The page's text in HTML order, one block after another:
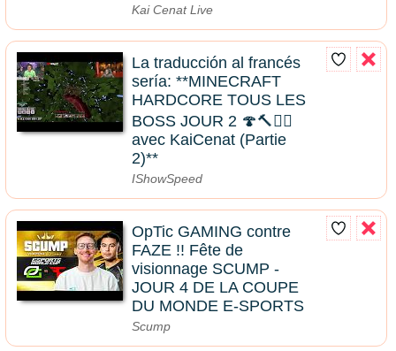
Kai Cenat Live
La traducción al francés
sería: **MINECRAFT
HARDCORE TOUS LES
BOSS JOUR 2 🍄🔨🧟‍♂️
avec KaiCenat (Partie
2)**
IShowSpeed
OpTic GAMING contre
FAZE !! Fête de
visionnage SCUMP -
JOUR 4 DE LA COUPE
DU MONDE E-SPORTS
Scump